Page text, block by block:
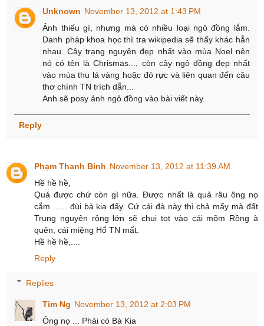
Unknown November 13, 2012 at 1:43 PM
Ảnh thiếu gì, nhưng mà có nhiều loại ngô đồng lắm.
Danh pháp khoa học thì tra wikipedia sẽ thấy khác hẳn
nhau. Cây trạng nguyên đẹp nhất vào mùa Noel nên
nó có tên là Chrismas..., còn cây ngô đồng đẹp nhất
vào mùa thu lá vàng hoặc đỏ rực và liên quan đến câu
thơ chính TN trích dẫn...
Anh sẽ posy ảnh ngô đồng vào bài viết này.
Reply
Phạm Thanh Binh November 13, 2012 at 11:39 AM
Hề hề hề,
Quá được chứ còn gì nữa. Được nhất là quả râu ông nọ
cắm ...... đùi bà kia đấy. Cứ cái đà này thì chả mấy mà đất
Trung nguyên rộng lớn sẽ chui tọt vào cái mõm Rồng à
quên, cái miệng Hổ TN mất.
Hề hề hề,....
Reply
Replies
Tim Ng November 13, 2012 at 2:03 PM
Ông nọ ... Phải có Bà Kia